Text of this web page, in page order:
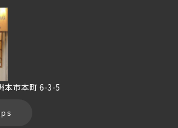
本市本町 6-3-5